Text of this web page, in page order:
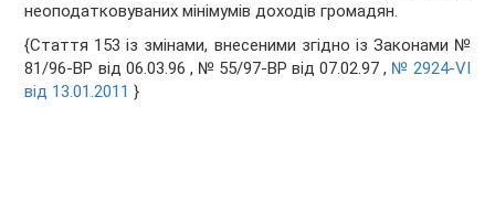
неоподатковуваних мінімумів доходів громадян.
{Стаття 153 із змінами, внесеними згідно із Законами №
81/96-ВР від 06.03.96 , № 55/97-ВР від 07.02.97 , № 2924-VI
від 13.01.2011 }